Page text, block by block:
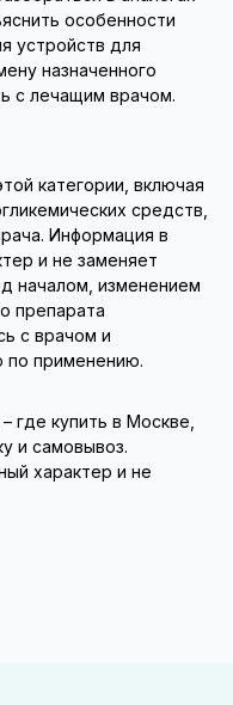
особенности
устройств для
назначенного
с лечащим врачом.
категории, включая
средств,
Информация в
и не заменяет
началом, изменением
препарата
с врачом и
по применению.
где купить в Москве,
и самовывоз.
характер и не